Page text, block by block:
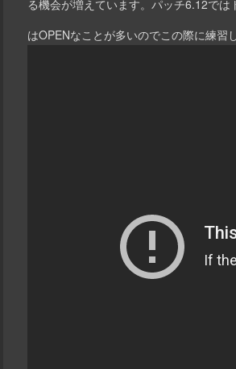
る機会が増えています。パッチ6.12では
はOPENなことが多いのでこの際に練習